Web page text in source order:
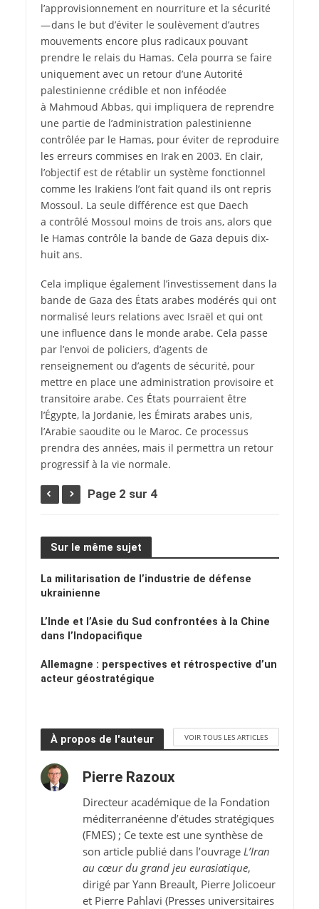
l’approvisionnement en nourriture et la sécurité
— dans le but d’éviter le soulèvement d’autres
mouvements encore plus radicaux pouvant
prendre le relais du Hamas. Cela pourra se faire
uniquement avec un retour d’une Autorité
palestinienne crédible et non inféodée
à Mahmoud Abbas, qui impliquera de reprendre
une partie de l’administration palestinienne
contrôlée par le Hamas, pour éviter de reproduire
les erreurs commises en Irak en 2003. En clair,
l’objectif est de rétablir un système fonctionnel
comme les Irakiens l’ont fait quand ils ont repris
Mossoul. La seule différence est que Daech
a contrôlé Mossoul moins de trois ans, alors que
le Hamas contrôle la bande de Gaza depuis dix-
huit ans.
Cela implique également l’investissement dans la
bande de Gaza des États arabes modérés qui ont
normalisé leurs relations avec Israël et qui ont
une influence dans le monde arabe. Cela passe
par l’envoi de policiers, d’agents de
renseignement ou d’agents de sécurité, pour
mettre en place une administration provisoire et
transitoire arabe. Ces États pourraient être
l’Égypte, la Jordanie, les Émirats arabes unis,
l’Arabie saoudite ou le Maroc. Ce processus
prendra des années, mais il permettra un retour
progressif à la vie normale.
Page 2 sur 4
Sur le même sujet
La militarisation de l’industrie de défense
ukrainienne
L’Inde et l’Asie du Sud confrontées à la Chine
dans l’Indopacifique
Allemagne : perspectives et rétrospective d’un
acteur géostratégique
À propos de l'auteur VOIR TOUS LES ARTICLES
Pierre Razoux
Directeur académique de la Fondation
méditerranéenne d’études stratégiques
(FMES) ; Ce texte est une synthèse de
son article publié dans l’ouvrage L’Iran
au cœur du grand jeu eurasiatique,
dirigé par Yann Breault, Pierre Jolicoeur
et Pierre Pahlavi (Presses universitaires